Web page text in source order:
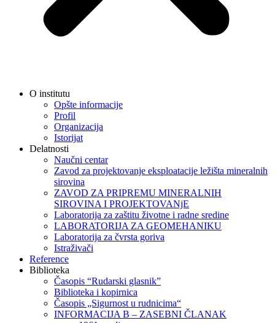
O institutu
Opšte informacije
Profil
Organizacija
Istorijat
Delatnosti
Naučni centar
Zavod za projektovanje eksploatacije ležišta mineralnih
sirovina
ZAVOD ZA PRIPREMU MINERALNIH
SIROVINA I PROJEKTOVANjE
Laboratorija za zaštitu životne i radne sredine
LABORATORIJA ZA GEOMEHANIKU
Laboratorija za čvrsta goriva
Istraživači
Reference
Biblioteka
Časopis “Rudarski glasnik”
Biblioteka i kopirnica
Časopis „Sigurnost u rudnicima“
INFORMACIJA B – ZASEBNI ČLANAK